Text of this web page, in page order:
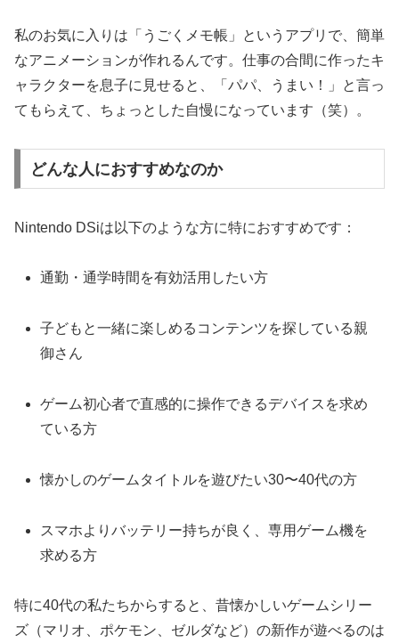
私のお気に入りは「うごくメモ帳」というアプリで、簡単
なアニメーションが作れるんです。仕事の合間に作ったキ
ャラクターを息子に見せると、「パパ、うまい！」と言っ
てもらえて、ちょっとした自慢になっています（笑）。
どんな人におすすめなのか
Nintendo DSiは以下のような方に特におすすめです：
通勤・通学時間を有効活用したい方
子どもと一緒に楽しめるコンテンツを探している親
御さん
ゲーム初心者で直感的に操作できるデバイスを求め
ている方
懐かしのゲームタイトルを遊びたい30〜40代の方
スマホよりバッテリー持ちが良く、専用ゲーム機を
求める方
特に40代の私たちからすると、昔懐かしいゲームシリー
ズ（マリオ、ポケモン、ゼルダなど）の新作が遊べるのは